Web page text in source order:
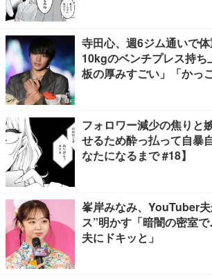
寺田心、週6ジム通いで
10kgのベンチプレス持ち
板の厚みすごい」「かっ
フォロワー減少の焦りと
せるため酔っ払って自暴
なたになるまで #18】
峯岸みなみ、YouTuber
ス”明かす「暗闇の密室
夫にドキッと」